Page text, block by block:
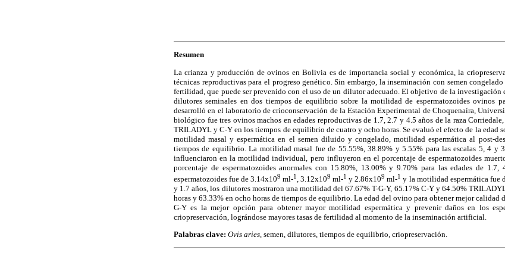
Resumen
La crianza y producción de ovinos en Bolivia es de importancia social y económica, la
técnicas reproductivas para el progreso genético. Sin embargo, la inseminación con semen
fertilidad, que puede ser prevenido con el uso de un dilutor adecuado. El objetivo de la investigación
dilutores seminales en dos tiempos de equilibrio sobre la motilidad de espermatozoides ovinos
desarrolló en el laboratorio de crioconservación de la Estación Experimental de Choquenaíra,
biológico fue tres ovinos machos en edades reproductivas de 1.7, 2.7 y 4.5 años de la raza
TRILADYL y C-Y en los tiempos de equilibrio de cuatro y ocho horas. Se evaluó el efecto de la edad
motilidad masal y espermática en el semen diluido y congelado, motilidad espermática al post-
tiempos de equilibrio. La motilidad masal fue de 55.55%, 38.89% y 5.55% para las escalas 5, 4 y 3
influenciaron en la motilidad individual, pero influyeron en el porcentaje de espermatozoides
porcentaje de espermatozoides anormales con 15.80%, 13.00% y 9.70% para las edades de
espermatozoides fue de 3.14x109 ml-1 , 3.12x109 ml-1 y 2.86x109 ml-1 y la motilidad espermática fue
y 1.7 años, los dilutores mostraron una motilidad del 67.67% T-G-Y, 65.17% C-Y y 64.50%
horas y 63.33% en ocho horas de tiempos de equilibrio. La edad del ovino para obtener mejor calidad
G-Y es la mejor opción para obtener mayor motilidad espermática y prevenir daños en los
criopreservación, lográndose mayores tasas de fertilidad al momento de la inseminación artificial.
Palabras clave: Ovis aries, semen, dilutores, tiempos de equilibrio, criopreservación.